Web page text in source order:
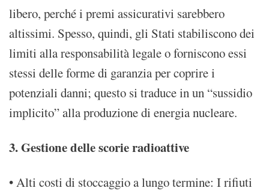
libero, perché i premi assicurativi sarebbero
altissimi. Spesso, quindi, gli Stati stabiliscono dei
limiti alla responsabilità legale o forniscono essi
stessi delle forme di garanzia per coprire i
potenziali danni; questo si traduce in un “sussidio
implicito” alla produzione di energia nucleare.
3. Gestione delle scorie radioattive
• Alti costi di stoccaggio a lungo termine: I rifiuti